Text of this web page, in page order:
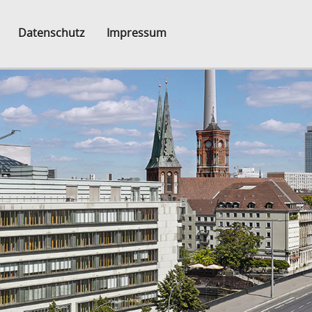
Datenschutz Impressum